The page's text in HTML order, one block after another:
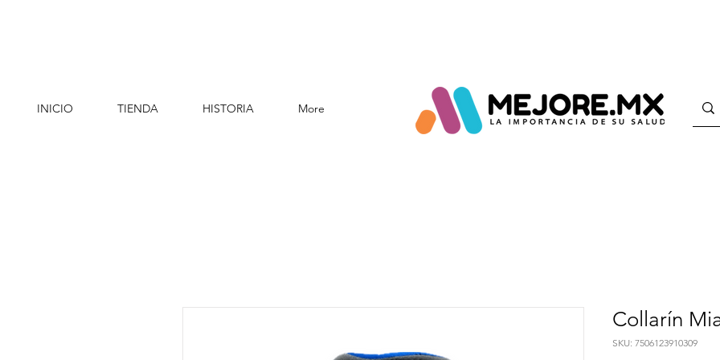
INICIO TIENDA HISTORIA More
Collarín
SKU: 7506123910309